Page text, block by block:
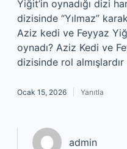
Yiğit’in oynadığı dizi
dizisinde “Yılmaz”
Aziz kedi ve Feyyaz
oynadı? Aziz Kedi ve
dizisinde rol almışlardır
Ocak 15, 2026 Yanıtla
admin